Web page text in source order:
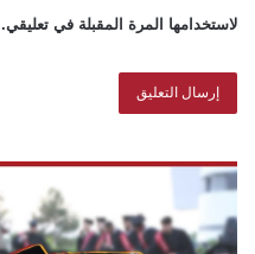
لاستخدامها المرة المقبلة في تعليقي.